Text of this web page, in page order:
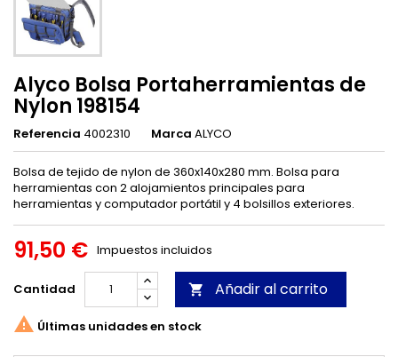
Alyco Bolsa Portaherramientas de
Nylon 198154
Referencia 4002310 Marca ALYCO
Bolsa de tejido de nylon de 360x140x280 mm. Bolsa para
herramientas con 2 alojamientos principales para
herramientas y computador portátil y 4 bolsillos exteriores.
91,50 € Impuestos incluidos
Cantidad  Añadir al carrito
 Últimas unidades en stock